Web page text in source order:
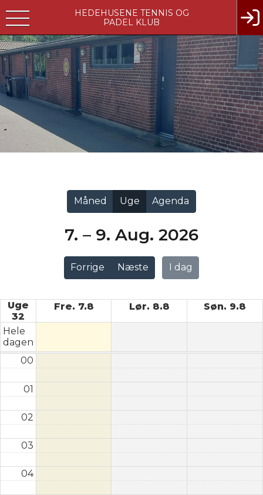
HEDEHUSENE TENNIS OG
PADEL KLUB
Forrige Næste I dag
7. – 9. Aug. 2026
Måned Uge Agenda
Uge
32
Fre. 7.8 Lør. 8.8 Søn. 9.8
Hele
dagen
00
01
02
03
04